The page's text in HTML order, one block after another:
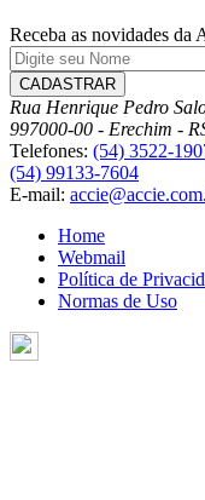
Receba as novidades da
Rua Henrique Pedro
997000-00 - Erechim -
Telefones: (54) 3522-
(54) 99133-7604
E-mail:
Home
Webmail
Política de
Normas de Uso